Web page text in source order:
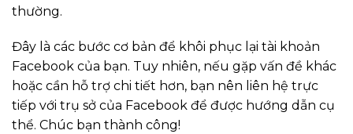
thường.
Đây là các bước cơ bản để khôi phục lại tài khoản
Facebook của bạn. Tuy nhiên, nếu gặp vấn đề khác
hoặc cần hỗ trợ chi tiết hơn, bạn nên liên hệ trực
tiếp với trụ sở của Facebook để được hướng dẫn cụ
thể. Chúc bạn thành công!